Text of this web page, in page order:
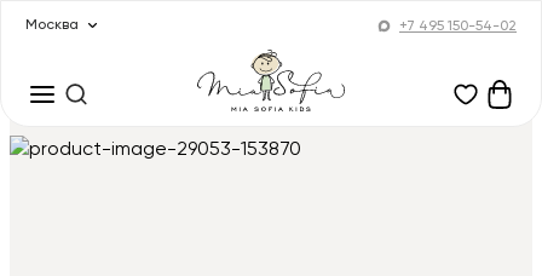
Москва +7 495 150-54-02